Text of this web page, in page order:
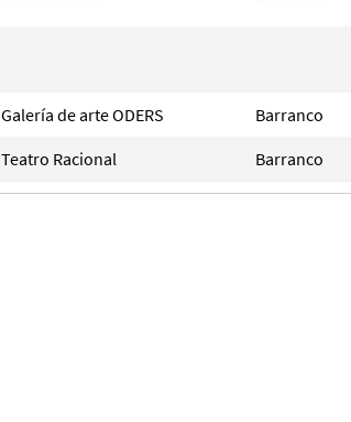
Galería de arte ODERS Barranco
Teatro Racional Barranco